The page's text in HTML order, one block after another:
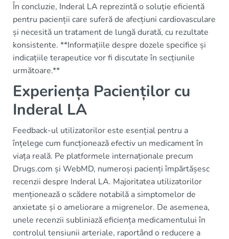
În concluzie, Inderal LA reprezintă o soluție eficientă
pentru pacienții care suferă de afecțiuni cardiovasculare
și necesită un tratament de lungă durată, cu rezultate
konsistente. **Informațiile despre dozele specifice și
indicațiile terapeutice vor fi discutate în secțiunile
următoare.**
Experiența Pacienților cu
Inderal LA
Feedback-ul utilizatorilor este esențial pentru a
înțelege cum funcționează efectiv un medicament în
viața reală. Pe platformele internaționale precum
Drugs.com și WebMD, numeroși pacienți împărtășesc
recenzii despre Inderal LA. Majoritatea utilizatorilor
menționează o scădere notabilă a simptomelor de
anxietate și o ameliorare a migrenelor. De asemenea,
unele recenzii subliniază eficiența medicamentului în
controlul tensiunii arteriale, raportând o reducere a